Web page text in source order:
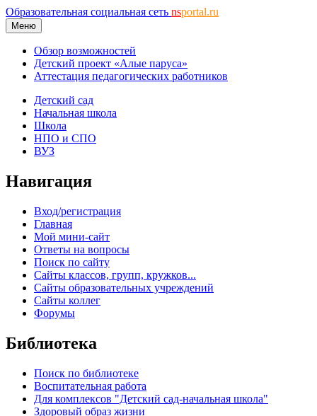
Образовательная социальная сеть nsportal.ru
Меню
Обзор возможностей
Детский проект «Алые паруса»
Аттестация педагогических работников
Детский сад
Начальная школа
Школа
НПО и СПО
ВУЗ
Навигация
Вход/регистрация
Главная
Мой мини-сайт
Ответы на вопросы
Поиск по сайту
Сайты классов, групп, кружков...
Сайты образовательных учреждений
Сайты коллег
Форумы
Библиотека
Поиск по библиотеке
Воспитательная работа
Для комплексов "Детский сад-начальная школа"
Здоровый образ жизни